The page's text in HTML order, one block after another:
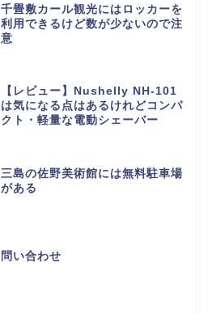
千畳敷カール観光にはロッカーを
利用できるけど数が少ないので注
意
【レビュー】Nushelly NH-101
は気になる点はあるけれどコンパ
クト・軽量な電動シェーバー
三島の佐野美術館には無料駐車場
がある
問い合わせ